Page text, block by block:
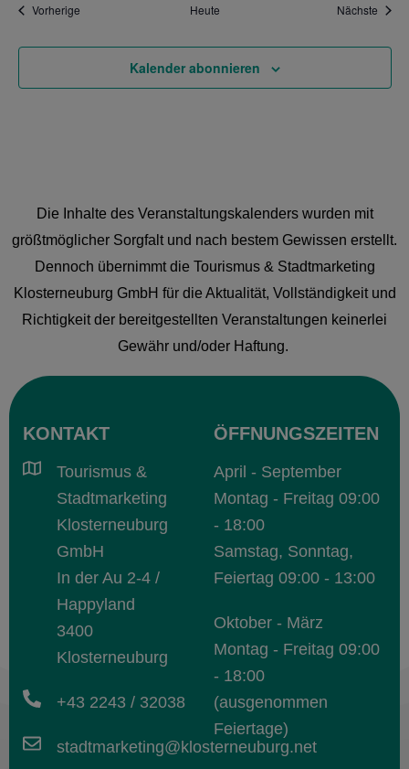
VorherigeVeranstaltungen Heute Nächste
Kalender abonnieren
Die Inhalte des Veranstaltungskalenders wurden mit
größtmöglicher Sorgfalt und nach bestem Gewissen erstellt.
Dennoch übernimmt die Tourismus & Stadtmarketing
Klosterneuburg GmbH für die Aktualität, Vollständigkeit und
Richtigkeit der bereitgestellten Veranstaltungen keinerlei
Gewähr und/oder Haftung.
KONTAKT
Tourismus &
Stadtmarketing
Klosterneuburg
GmbH
In der Au 2-4 /
Happyland
3400
Klosterneuburg
+43 2243 / 32038
stadtmarketing@klosterneuburg.net
ÖFFNUNGSZEITEN
April - September
Montag - Freitag 09:00
- 18:00
Samstag, Sonntag,
Feiertag 09:00 - 13:00
Oktober - März
Montag - Freitag 09:00
- 18:00
(ausgenommen
Feiertage)